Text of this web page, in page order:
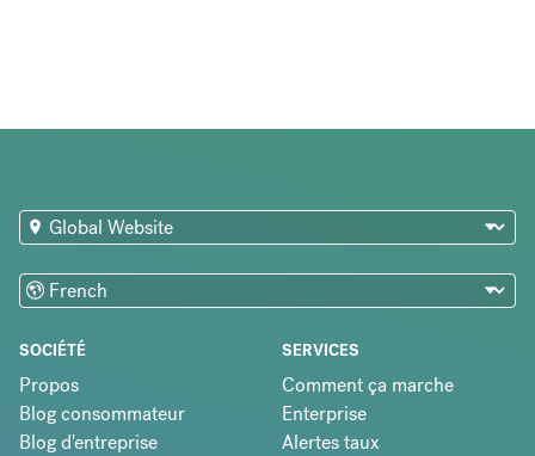
SOCIÉTÉ
Propos
Blog consommateur
Blog d'entreprise
SERVICES
Comment ça marche
Enterprise
Alertes taux